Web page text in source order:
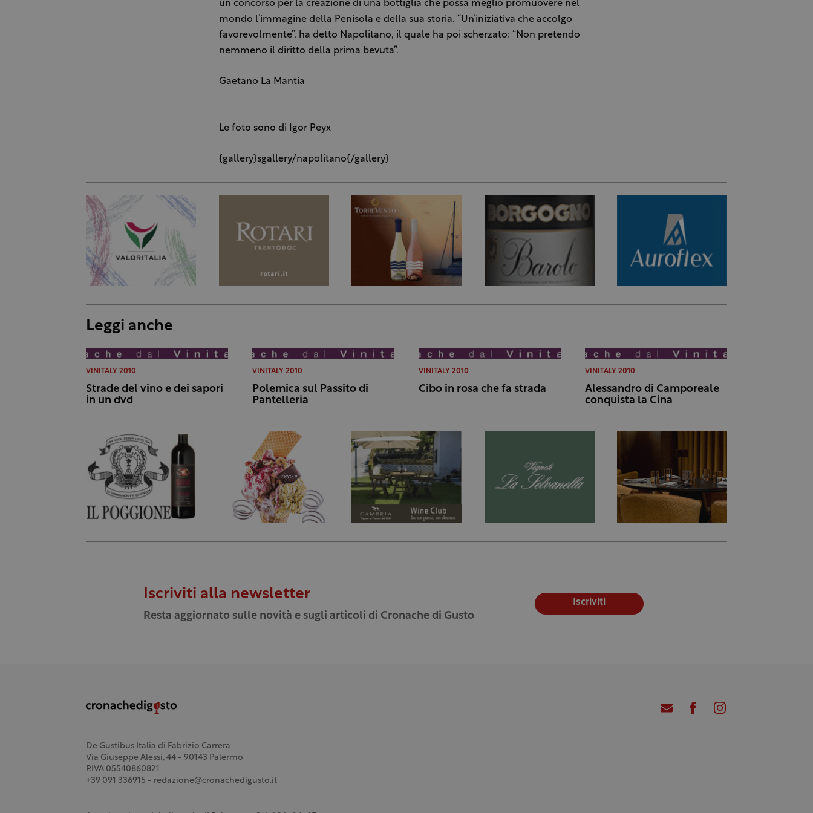
un concorso per la creazione di una bottiglia che possa meglio promuovere nel
mondo l’immagine della Penisola e della sua storia. “Un’iniziativa che accolgo
favorevolmente”, ha detto Napolitano, il quale ha poi scherzato: “Non pretendo
nemmeno il diritto della prima bevuta”.
Gaetano La Mantia
Le foto sono di Igor Peyx
{gallery}sgallery/napolitano{/gallery}
Leggi anche
VINITALY 2010
Strade del vino e dei sapori
in un dvd
VINITALY 2010
Polemica sul Passito di
Pantelleria
VINITALY 2010
Cibo in rosa che fa strada
VINITALY 2010
Alessandro di Camporeale
conquista la Cina
Iscriviti alla newsletter
Resta aggiornato sulle novità e sugli articoli di Cronache di Gusto
Iscriviti
De Gustibus Italia di Fabrizio Carrera
Via Giuseppe Alessi, 44 - 90143 Palermo
P.IVA 05540860821
+39 091 336915 - redazione@cronachedigusto.it